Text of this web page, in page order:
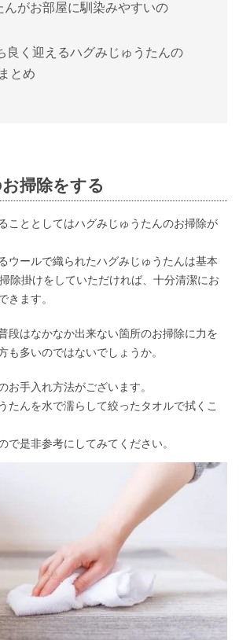
んがお部屋に馴染みやすいの
良く迎えるハグみじゅうたんの
とめ
掃除をする
こととしてはハグみじゅうたんのお掃除が
ウールで織られたハグみじゅうたんは基本
除掛けをしていただければ、十分清潔にお
きます。
段はなかなか出来ない箇所のお掃除に力を
も多いのではないでしょうか。
お手入れ方法がございます。
たんを水で濡らして絞ったタオルで拭くこ
で是非参考にしてみてください。